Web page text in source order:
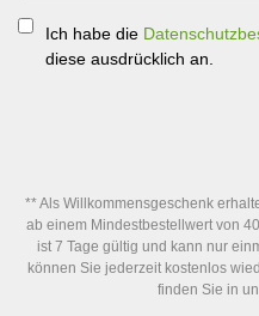
Ich habe die
diese ausdrücklich an.
** Als Willkommensgeschenk
ab einem Mindestbestellwert von
ist 7 Tage gültig und kann nur
können Sie jederzeit kostenlos
finden Sie in